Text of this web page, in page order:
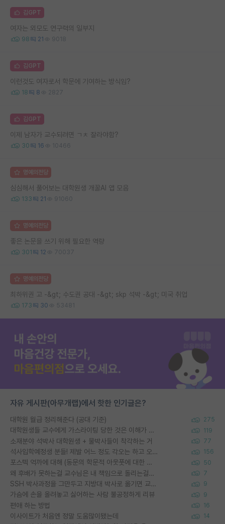
김GPT
여자는 외모도 연구력의 일부지
98 21 9018
김GPT
이런것도 여자로서 학문에 기여하는 방식임?
18 8 2827
김GPT
이제 남자가 교수되려면 ㄱㅊ 잘라야함?
30 16 10466
명예의전당
심심해서 풀어보는 대학원생 개꿀AI 앱 모음
133 21 91060
명예의전당
좋은 논문을 쓰기 위해 필요한 역량
301 12 70037
명예의전당
최하위권 고 -&gt; 수도권 공대 -&gt; skp 석박 -&gt; 미국 취업
173 30 53481
자유 게시판(아무개랩)에서 핫한 인기글은?
대학원 월급 정리해준다 (공대 기준) 275
대학원생들 교수에게 가스라이팅 당한 것은 이해가 갑니다. 안타깝네요. 119
소재분야 석박사 대학원생 + 물박사들이 착각하는 거 77
석사입학예정생 분들! 제발 어느 정도 각오는 하고 오세요. 156
포스텍 억까에 대해 (동문의 학문적 아웃풋에 대한 반박) 50
왜 후배가 못하는걸 교수님은 내 책임으로 돌리는걸까요? 7
SSH 박사과정을 그만두고 지방대 박사로 옮기면 교수의 꿈은 끝일까요? 9
가슴에 손을 올려놓고 싫어하는 사람 불공정하게 리뷰 9
편애 하는 방법 16
이사이트가 처음엔 정말 도움많이됐는데 14